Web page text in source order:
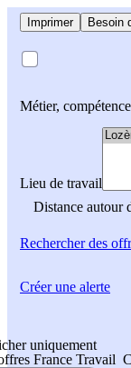
Imprimer Besoin
Métier,
Lieu de travail
Distance autour
Rechercherdes
uniquement
France Travail
Créer une alerte